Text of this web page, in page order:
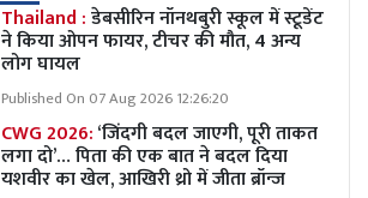
Thailand :डेबसीरिन नॉनथबुरी स्कूल में स्टूडेंट
ने किया ओपन फायर, टीचर की मौत, 4 अन्य
लोग घायल
Published On 07 Aug 2026 12:26:20
CWG 2026:‘जिंदगी बदल जाएगी, पूरी ताकत
लगा दो’… पिता की एक बात ने बदल दिया
यशवीर का खेल, आखिरी थ्रो में जीता ब्रॉन्ज